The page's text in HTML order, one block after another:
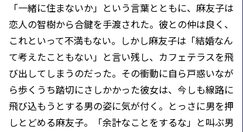
「一緒に住まないか」という言葉とともに、麻友子は
恋人の智樹から合鍵を手渡された。彼との仲は良く、
これといって不満もない。しかし麻友子は「結婚なん
て考えたこともない」と言い残し、カフェテラスを飛
び出してしまうのだった。その衝動に自ら戸惑いなが
ら歩くうち踏切にさしかかった彼女は、今しも線路に
飛び込もうとする男の姿に気が付く。とっさに男を押
しとどめる麻友子。「余計なことをするな」と叫ぶ男